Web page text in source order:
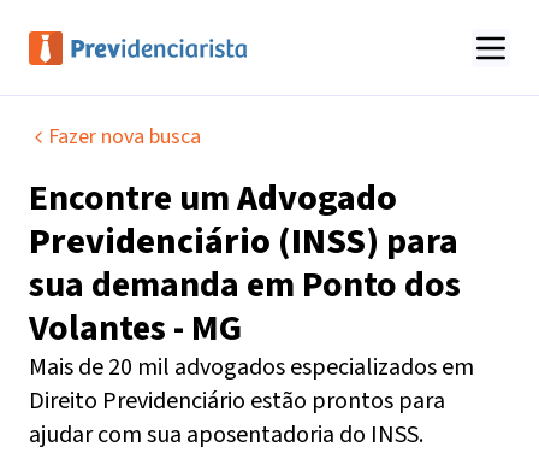
Fazer nova busca
Encontre umAdvogado
Previdenciário (INSS) para
sua demanda em Ponto dos
Volantes - MG
Mais de 20 mil advogados especializados em
Direito Previdenciário estão prontos para
ajudar com sua aposentadoria do INSS.